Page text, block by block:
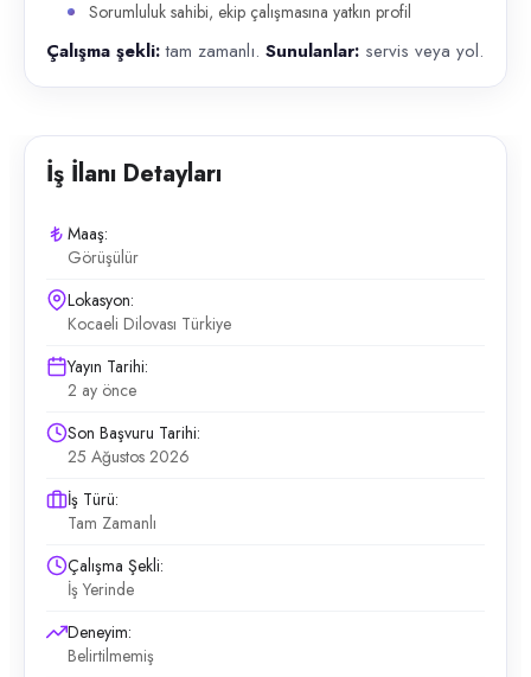
Sorumluluk sahibi, ekip çalışmasına yatkın profil
Çalışma şekli:tam zamanlı. Sunulanlar: servis veya yol.
İş İlanı Detayları
Maaş:
Görüşülür
Lokasyon:
Kocaeli Dilovası Türkiye
Yayın Tarihi:
2 ay önce
Son Başvuru Tarihi:
25 Ağustos 2026
İş Türü:
Tam Zamanlı
Çalışma Şekli:
İş Yerinde
Deneyim:
Belirtilmemiş